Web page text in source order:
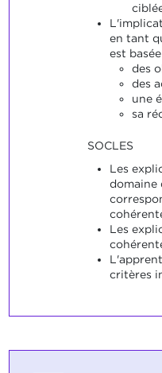
en tant
est
des
des
une
sa
SOCLES
Les
domaine
Les
critères